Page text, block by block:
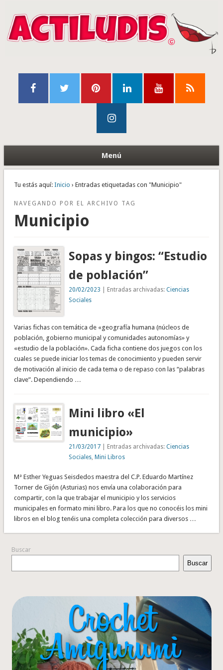
Menú
Tu estás aquí: Inicio › Entradas etiquetadas con "Municipio"
NAVEGANDO POR EL ARCHIVO TAG
Municipio
Sopas y bingos: “Estudio
de población”
20/02/2023 | Entradas archivadas:Ciencias
Sociales
Varias fichas con temática de «geografía humana (núcleos de
población, gobierno municipal y comunidades autonomías» y
«estudio de la población». Cada ficha contiene dos juegos con los
cuales se puede iniciar los temas de conocimiento y pueden servir
de motivación al inicio de cada tema o de repaso con las “palabras
clave”. Dependiendo …
Mini libro «El
municipio»
21/03/2017 | Entradas archivadas:Ciencias
Sociales ,Mini Libros
Mª Esther Yeguas Seisdedos maestra del C.P. Eduardo Martínez
Torner de Gijón (Asturias) nos envía una colaboración para
compartir, con la que trabajar el municipio y los servicios
municipales en formato mini libro. Para los que no conocéis los mini
libros en el blog tenéis una completa colección para diversos …
Buscar
Buscar